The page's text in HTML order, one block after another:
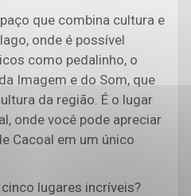
que combina cultura e
onde é possível
como pedalinho, o
Imagem e do Som, que
da região. É o lugar
onde você pode apreciar
Cacoal em um único
lugares incríveis?